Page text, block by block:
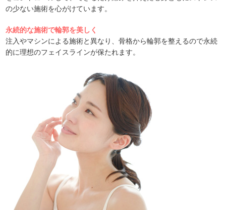
の少ない施術を心がけています。
永続的な施術で輪郭を美しく
注入やマシンによる施術と異なり、骨格から輪郭を整えるので永続
的に理想のフェイスラインが保たれます。